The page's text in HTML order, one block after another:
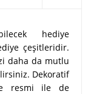
hediye
çeşitleridir.
daha da mutlu
Dekoratif
resmi ile de